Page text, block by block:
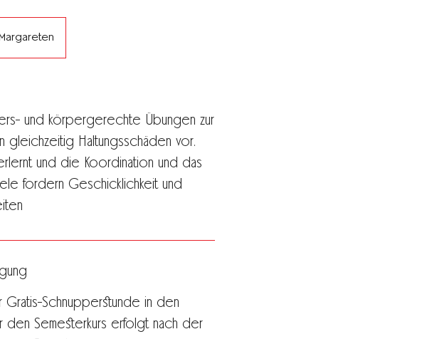
und körpergerechte Übungen zur
gleichzeitig Haltungsschäden vor.
und die Koordination und das
fordern Geschicklichkeit und
Gratis-Schnupperstunde in den
den Semesterkurs erfolgt nach der